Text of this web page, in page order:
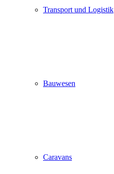
Transport und Logistik
Bauwesen
Caravans